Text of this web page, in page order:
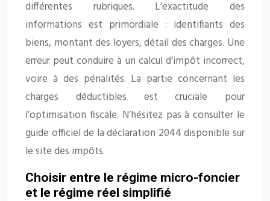
différentes rubriques. L’exactitude des
informations est primordiale : identifiants des
biens, montant des loyers, détail des charges. Une
erreur peut conduire à un calcul d’impôt incorrect,
voire à des pénalités. La partie concernant les
charges déductibles est cruciale pour
l’optimisation fiscale. N’hésitez pas à consulter le
guide officiel de la déclaration 2044 disponible sur
le site des impôts.
Choisir entre le régime micro-foncier
et le régime réel simplifié